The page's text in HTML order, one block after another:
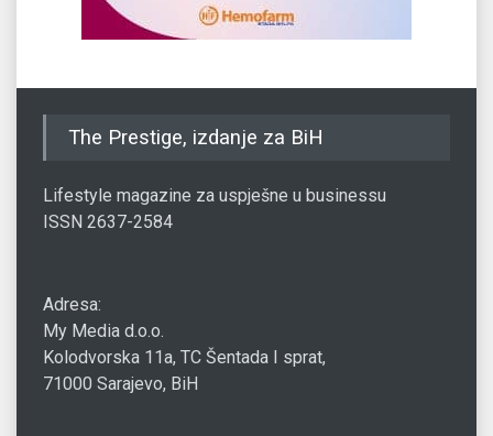
The Prestige, izdanje za BiH
Lifestyle magazine za uspješne u businessu
ISSN 2637-2584
Adresa:
My Media d.o.o.
Kolodvorska 11a, TC Šentada I sprat,
71000 Sarajevo, BiH